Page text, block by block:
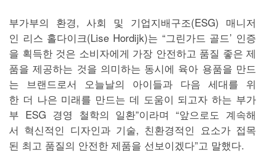
부가부의 환경, 사회 및 기업지배구조(ESG) 매니저
인 리스 홀다이크(Lise Hordijk)는 “그린가드 골드’ 인증
을 획득한 것은 소비자에게 가장 안전하고 품질 좋은 제
품을 제공하는 것을 의미하는 동시에 육아 용품을 만드
는 브랜드로서 오늘날의 아이들과 다음 세대를 위
한 더 나은 미래를 만드는 데 도움이 되고자 하는 부가
부 ESG 경영 철학의 일환”이라며 “앞으로도 계속해
서 혁신적인 디자인과 기술, 친환경적인 요소가 접목
된 최고 품질의 안전한 제품을 선보이겠다”고 말했다.